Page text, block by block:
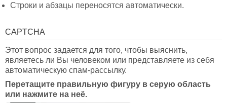
Строки и абзацы переносятся автоматически.
CAPTCHA
Этот вопрос задается для того, чтобы выяснить,
являетесь ли Вы человеком или представляете из себя
автоматическую спам-рассылку.
Перетащите правильную фигуру в серую область
или нажмите на неё.